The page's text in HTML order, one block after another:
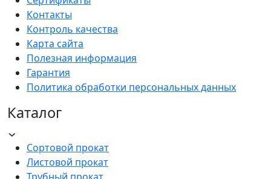
Контакты
Контроль качества
Карта сайта
Полезная информация
Гарантия
Политика обработки персональных данных
Каталог
Сортовой прокат
Листовой прокат